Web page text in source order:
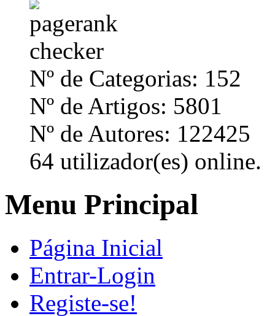
Nº de Categorias: 152
Nº de Artigos: 5801
Nº de Autores: 122425
64 utilizador(es) online.
Menu Principal
Página Inicial
Entrar-Login
Registe-se!